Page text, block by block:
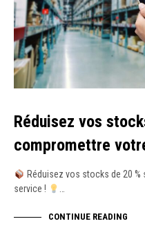
Réduisez vos
compromettre
Réduisez vos stocks de 20
service !
…
CONTINUE READING